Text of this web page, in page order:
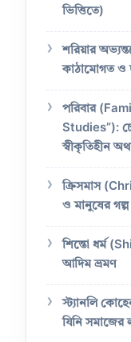
ভিত্তিতে)
শরিয়ার
কাঠামোগত ও
পরিবার
Studies”):
স্বীকৃতিহীন
ক্রিসমাস
ও মানুষের গল্প
শিন্তো ধর্ম
আদিম ভ্রমণ
স্ট্যানলি
যিনি সমাজের